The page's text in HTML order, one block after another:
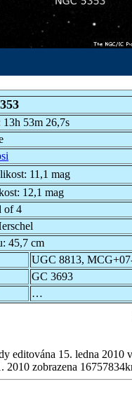
13h 53m 26,7s
11,1 mag
12,1 mag
of 4
45,7 cm
UGC 8813,
GC 3693
…
editována 15. ledna 2010
2010 zobrazena